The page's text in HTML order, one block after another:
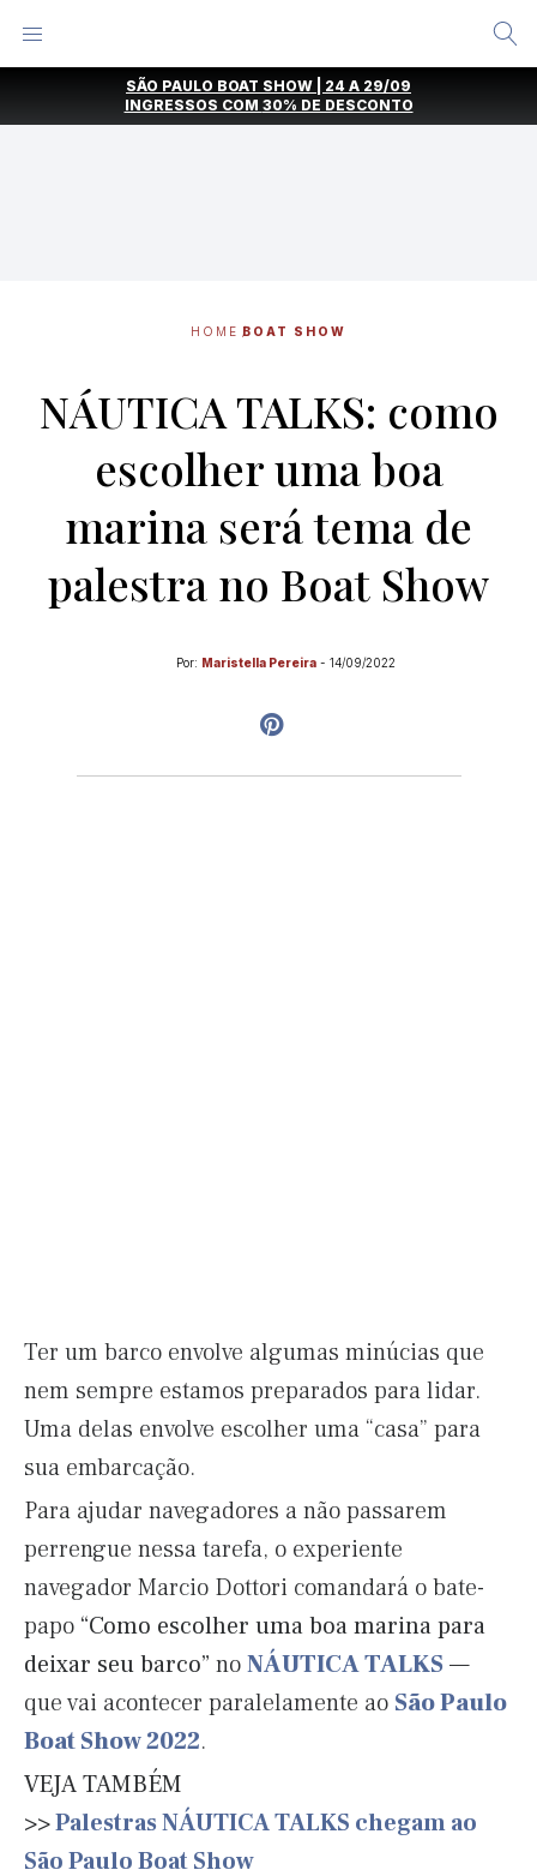
SÃO PAULO BOAT SHOW | 24 A 29/09
INGRESSOS COM 30% DE DESCONTO
HOME BOAT SHOW
NÁUTICA TALKS: como
escolher uma boa
marina será tema de
palestra no Boat Show
Por: Maristella Pereira - 14/09/2022
Ter um barco envolve algumas minúcias que
nem sempre estamos preparados para lidar.
Uma delas envolve escolher uma “casa” para
sua embarcação.
Para ajudar navegadores a não passarem
perrengue nessa tarefa, o experiente
navegador Marcio Dottori comandará o bate-
papo “Como escolher uma boa marina para
deixar seu barco” noNÁUTICA TALKS —
que vai acontecer paralelamente ao São Paulo
Boat Show 2022.
VEJA TAMBÉM
>>Palestras NÁUTICA TALKS chegam ao
São Paulo Boat Show